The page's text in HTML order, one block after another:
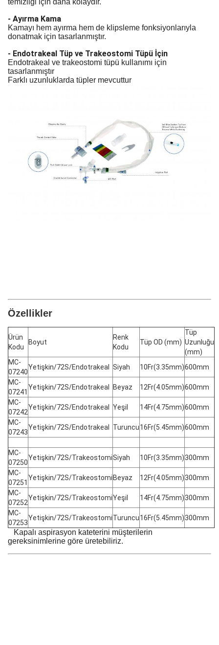
temizliği için daha kolaydır.
- Ayırma Kama
Kamayı hem ayırma hem de klipsleme fonksiyonlarıyla
donatmak için tasarlanmıştır.
- Endotrakeal Tüp ve Trakeostomi Tüpü İçin
Endotrakeal ve trakeostomi tüpü kullanımı için
tasarlanmıştır
Farklı uzunluklarda tüpler mevcuttur
Özellikler
Ürün
Kodu
Boyut
Renk
Kodu
Tüp OD (mm)
Tüp
Uzunluğu
(mm)
MC-
07240
Yetişkin/72S/Endotrakeal Siyah 10Fr(3.35mm)600mm
MC-
07241
Yetişkin/72S/Endotrakeal Beyaz 12Fr(4.05mm)600mm
MC-
07242
Yetişkin/72S/Endotrakeal Yeşil 14Fr(4.75mm)600mm
MC-
07243
Yetişkin/72S/Endotrakeal Turuncu16Fr(5.45mm)600mm
MC-
07250
Yetişkin/72S/TrakeostomiSiyah 10Fr(3.35mm)300mm
MC-
07251
Yetişkin/72S/Trakeostomi Beyaz 12Fr(4.05mm)300mm
MC-
07252
Yetişkin/72S/TrakeostomiYeşil 14Fr(4.75mm)300mm
MC-
07253
Yetişkin/72S/TrakeostomiTuruncu16Fr(5.45mm)300mm
Kapalı aspirasyon kateterini müşterilerin
gereksinimlerine göre üretebiliriz.